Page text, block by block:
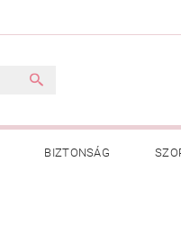
BIZTONSÁG